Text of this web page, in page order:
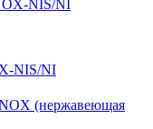
NIS/NI